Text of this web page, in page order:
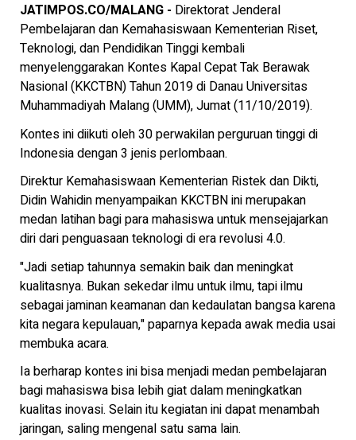
JATIMPOS.CO/MALANG - Direktorat Jenderal
Pembelajaran dan Kemahasiswaan Kementerian Riset,
Teknologi, dan Pendidikan Tinggi kembali
menyelenggarakan Kontes Kapal Cepat Tak Berawak
Nasional (KKCTBN) Tahun 2019 di Danau Universitas
Muhammadiyah Malang (UMM), Jumat (11/10/2019).
Kontes ini diikuti oleh 30 perwakilan perguruan tinggi di
Indonesia dengan 3 jenis perlombaan.
Direktur Kemahasiswaan Kementerian Ristek dan Dikti,
Didin Wahidin menyampaikan KKCTBN ini merupakan
medan latihan bagi para mahasiswa untuk mensejajarkan
diri dari penguasaan teknologi di era revolusi 4.0.
"Jadi setiap tahunnya semakin baik dan meningkat
kualitasnya. Bukan sekedar ilmu untuk ilmu, tapi ilmu
sebagai jaminan keamanan dan kedaulatan bangsa karena
kita negara kepulauan," paparnya kepada awak media usai
membuka acara.
Ia berharap kontes ini bisa menjadi medan pembelajaran
bagi mahasiswa bisa lebih giat dalam meningkatkan
kualitas inovasi. Selain itu kegiatan ini dapat menambah
jaringan, saling mengenal satu sama lain.